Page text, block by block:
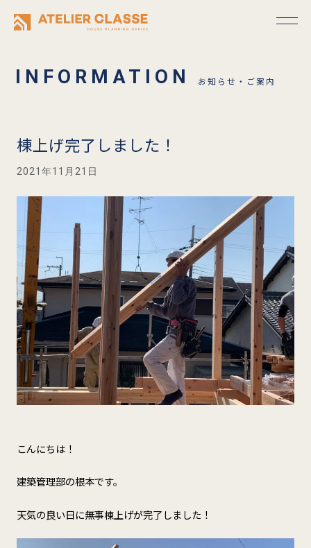
お知らせ・ご案内
棟上げ完了しました！
2021年11月21日
こんにちは！
建築管理部の根本です。
天気の良い日に無事棟上げが完了しました！